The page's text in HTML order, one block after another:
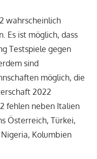
wahrscheinlich
Es ist möglich, dass
Testspiele gegen
sind
möglich, die
2022
fehlen neben Italien
Österreich, Türkei,
Kolumbien